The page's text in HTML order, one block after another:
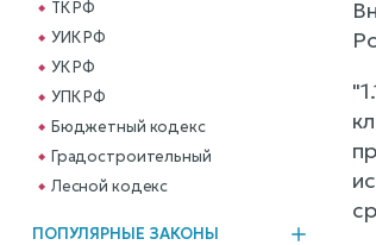
ТК РФ
УИК РФ
УК РФ
УПК РФ
Бюджетный кодекс
Градостроительный
Лесной кодекс
ПОПУЛЯРНЫЕ ЗАКОНЫ